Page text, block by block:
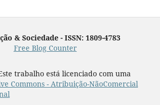
& Sociedade - ISSN: 1809-4783
Free Blog Counter
trabalho está licenciado com uma
Commons - Atribuição-NãoComercial